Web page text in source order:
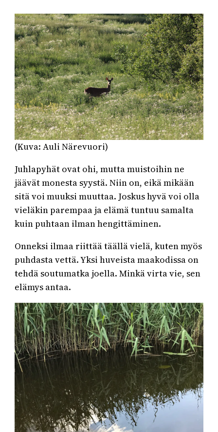
(Kuva: Auli Närevuori)
Juhlapyhät ovat ohi, mutta muistoihin ne
jäävät monesta syystä. Niin on, eikä mikään
sitä voi muuksi muuttaa. Joskus hyvä voi olla
vieläkin parempaa ja elämä tuntuu samalta
kuin puhtaan ilman hengittäminen.
Onneksi ilmaa riittää täällä vielä, kuten myös
puhdasta vettä. Yksi huveista maakodissa on
tehdä soutumatka joella. Minkä virta vie, sen
elämys antaa.